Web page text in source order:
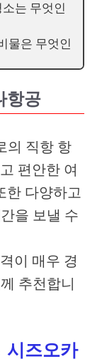
는 무엇인
물은 무엇인
항공
의 직항 항
편안한 여
한 다양하고
을 보낼 수
이 매우 경
추천합니
시즈오카